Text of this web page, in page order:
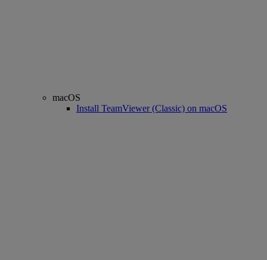
macOS
Install TeamViewer (Classic) on macOS